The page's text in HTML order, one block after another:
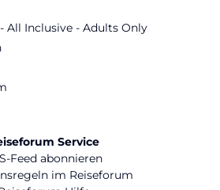
All Inclusive - Adults Only
Service
Feed abonnieren
im Reiseforum